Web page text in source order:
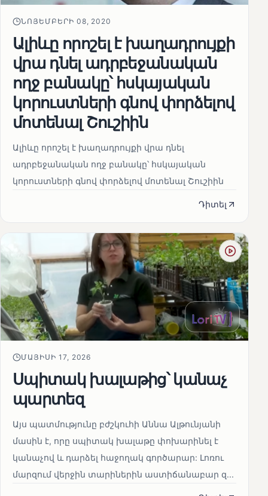
ՆՈՅԵՄԲԵՐԻ 08, 2020
Ալիևը որոշել է խաղադրույքի
վրա դնել ադրբեջանական
ողջ բանակը՝ հսկայական
կորուստների գնով փորձելով
մոտենալ Շուշիին
Ալիևը որոշել է խաղադրույքի վրա դնել
ադրբեջանական ողջ բանակը՝ հսկայական
կորուստների գնով փորձելով մոտենալ Շուշիին
Դիտել
ՄԱՅԻՍԻ 17, 2026
Սպիտակ խալաթից՝ կանաչ
պարտեզ
Այս պատմությունը բժշկուհի Աննա Ալթունյանի
մասին է, որը սպիտակ խալաթը փոխարինել է
կանաչով և դարձել հաջողակ գործարար: Լոռու
մարզում վերջին տարիներին աստիճանաբար զ...